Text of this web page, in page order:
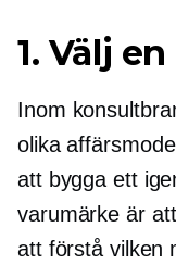
1. Välj
Inom
olika
att bygga ett
varumärke är
att förstå vilken